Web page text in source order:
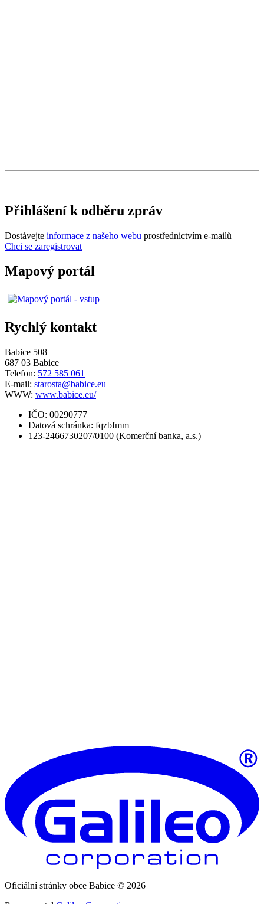
Přihlášení k odběru zpráv
Dostávejte informace z našeho webu prostřednictvím e-mailů
Chci se zaregistrovat
Mapový portál
Rychlý kontakt
Babice 508
687 03 Babice
Telefon: 572 585 061
E-mail: starosta@babice.eu
WWW: www.babice.eu/
IČO: 00290777
Datová schránka: fqzbfmm
123-2466730207/0100 (Komerční banka, a.s.)
Oficiální stránky obce Babice © 2026